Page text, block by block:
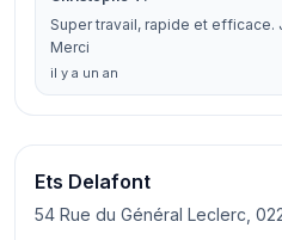
Super travail, rapide et
Merci
il y a un an
Ets Delafont
54 Rue du Général Leclerc,